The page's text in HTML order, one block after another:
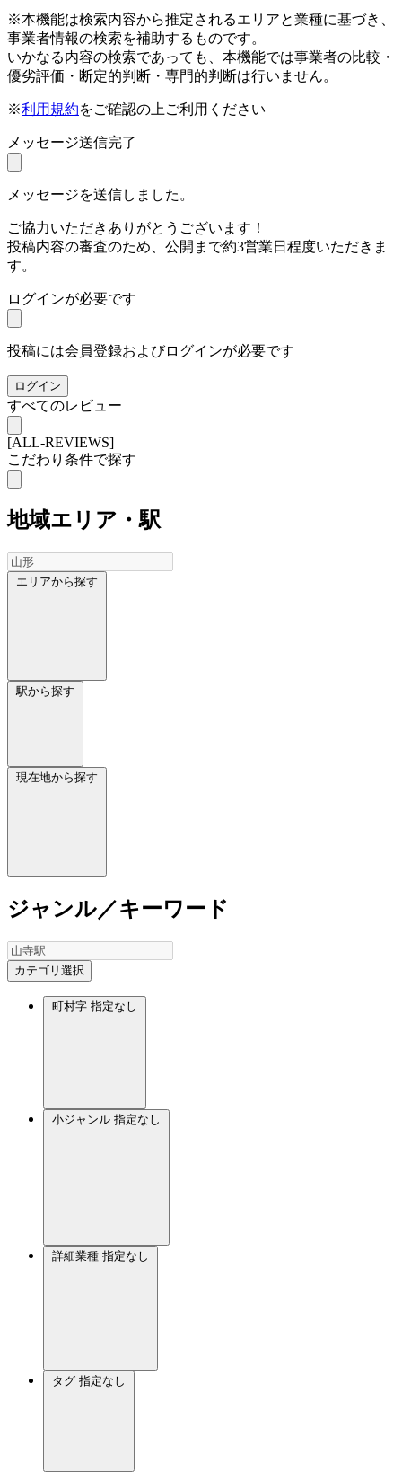
※本機能は検索内容から推定されるエリアと業種に基づき、
事業者情報の検索を補助するものです。
いかなる内容の検索であっても、本機能では事業者の比較・
優劣評価・断定的判断・専門的判断は行いません。
※利用規約をご確認の上ご利用ください
メッセージ送信完了
メッセージを送信しました。
ご協力いただきありがとうございます！
投稿内容の審査のため、公開まで約3営業日程度いただきま
す。
ログインが必要です
投稿には会員登録およびログインが必要です
ログイン
すべてのレビュー
[ALL-REVIEWS]
こだわり条件で探す
地域エリア・駅
エリアから探す
駅から探す
現在地から探す
ジャンル／キーワード
カテゴリ選択
町村字 指定なし
小ジャンル 指定なし
詳細業種 指定なし
タグ 指定なし